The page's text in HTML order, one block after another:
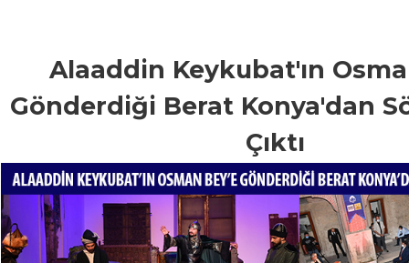
Alaaddin Keykubat'ın
Gönderdiği Berat Konya'dan
Çıktı